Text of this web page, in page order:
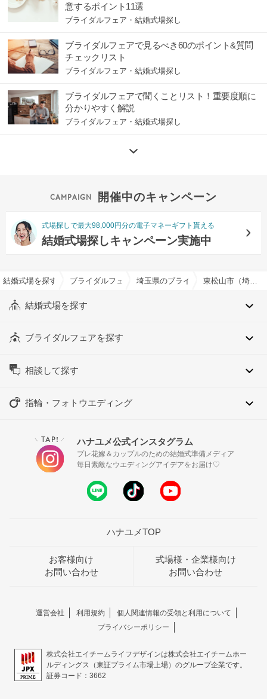
意するポイント11選
ブライダルフェア・結婚式場探し
ブライダルフェアで見るべき60のポイント&質問
チェックリスト
ブライダルフェア・結婚式場探し
ブライダルフェアで聞くことリスト！重要度順に
分かりやすく解説
ブライダルフェア・結婚式場探し
開催中のキャンペーン
式場探しで最大98,000円分の電子マネーギフト貰える
結婚式場探しキャンペーン実施中
結婚式場を探すならハナユメブライダルフェア検索埼玉県のブライダルフェア一覧
結婚式場を探す
ブライダルフェアを探す
相談して探す
指輪・フォトウエディング
＼ TAP! ／ ハナユメ公式インスタグラム
プレ花嫁＆カップルのための結婚式準備メディア
毎日素敵なウエディングアイデアをお届け♡
ハナユメTOP
お客様向け
お問い合わせ
式場様・企業様向け
お問い合わせ
運営会社 利用規約
個人関連情報の受領と利用について
プライバシーポリシー
株式会社エイチームライフデザインは株式会社エイチームホー
ルディングス（東証プライム市場上場）のグループ企業です。
証券コード：3662